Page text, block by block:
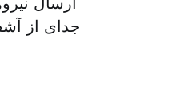
جدای از